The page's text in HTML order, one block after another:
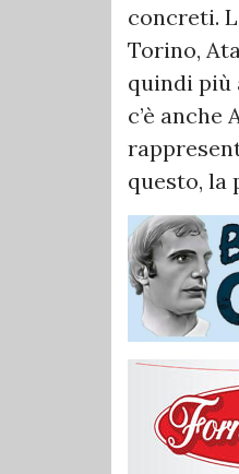
concreti.
Torino,
quindi più
c’è anche
questo, la